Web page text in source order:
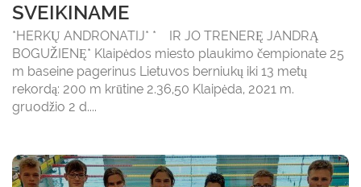
SVEIKINAME
*HERKŲ ANDRONATIJ* * IR JO TRENERĘ JANDRĄ
BOGUŽIENĘ* Klaipėdos miesto plaukimo čempionate 25
m baseine pagerinus Lietuvos berniukų iki 13 metų
rekordą: 200 m krūtine 2.36,50 Klaipėda, 2021 m.
gruodžio 2 d....